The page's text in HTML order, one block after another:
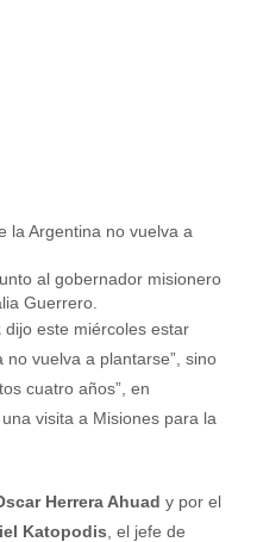
al gobernador misionero
Guerrero.
dijo este miércoles estar
no vuelva a plantarse”, sino
cuatro años”, en
visita a Misiones para la
Herrera Ahuad y por el
Katopodis , el jefe de